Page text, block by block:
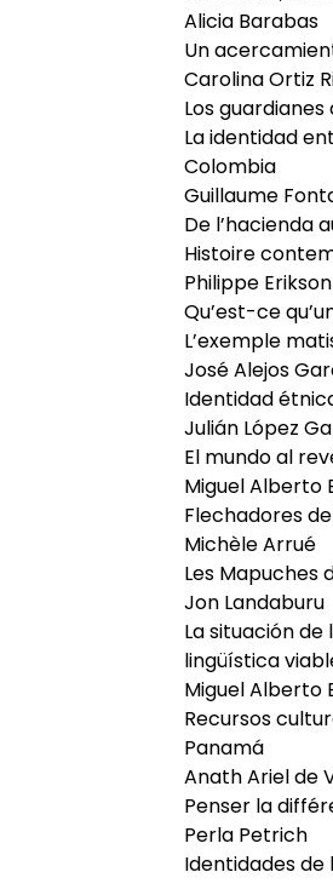
Alicia Barabas
Un
Carolina Ortiz
Los
La identidad
Colombia
Guillaume
De l’hacienda
Histoire
Philippe Erikson
Qu’est-ce
L’exemple
José Alejos
Identidad
Julián López
El mundo al
Miguel Alberto
Flechadores
Michèle Arrué
Les Mapuches
Jon Landaburu
La situación
lingüística
Miguel Alberto
Recursos
Panamá
Anath Ariel de
Penser la
Perla Petrich
Identidades